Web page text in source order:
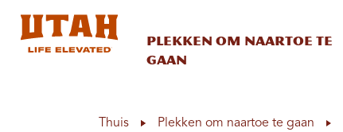
Plekken om naartoe te
gaan
Thuis Plekken om naartoe te gaan